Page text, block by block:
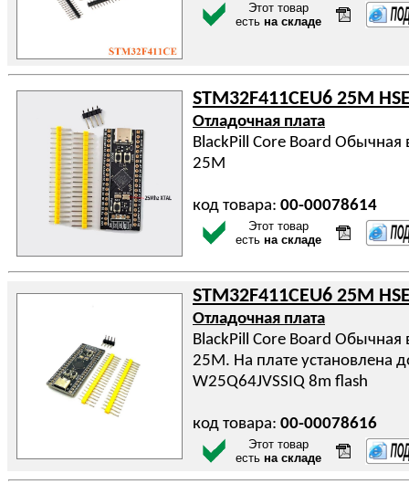
Этот товар
есть на складе
STM32F411CEU6 25M
Отладочная плата
BlackPill Core Board Обычная
25M
код товара: 00-00078614
Этот товар
есть на складе
STM32F411CEU6 25M
Отладочная плата
BlackPill Core Board Обычная
25M. На плате установлена
W25Q64JVSSIQ 8m flash
код товара: 00-00078616
Этот товар
есть на складе